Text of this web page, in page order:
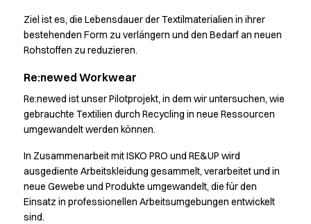
Salesteam
Jobs & Karriere
News & Presse
Finde die richtige Kombination
Ziel ist es, die Lebensdauer der Textilmaterialien in ihrer
bestehenden Form zu verlängern und den Bedarf an neuen
Rohstoffen zu reduzieren.
Re:newed Workwear
Re:newed ist unser Pilotprojekt, in dem wir untersuchen, wie
gebrauchte Textilien durch Recycling in neue Ressourcen
umgewandelt werden können.
In Zusammenarbeit mit ISKO PRO und RE&UP wird
ausgediente Arbeitskleidung gesammelt, verarbeitet und in
neue Gewebe und Produkte umgewandelt, die für den
Einsatz in professionellen Arbeitsumgebungen entwickelt
sind.